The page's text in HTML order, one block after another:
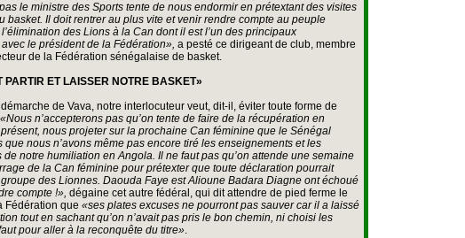
le ministre des Sports tente de nous endormir en prétextant des visites
basket. Il doit rentrer au plus vite et venir rendre compte au peuple
des Lions à la Can dont il est l’un des principaux
le président de la Fédération»,a pesté ce dirigeant de club, membre
de la Fédération sénégalaise de basket.
PARTIR ET LAISSER NOTRE BASKET»
de Vava, notre interlocuteur veut, dit-il, éviter toute forme de
«Nous n’accepterons pas qu’on tente de faire de la récupération en
nous projeter sur la prochaine Can féminine que le Sénégal
que nous n’avons même pas encore tiré les enseignements et les
de notre humiliation en Angola. Il ne faut pas qu’on attende une semaine
de la Can féminine pour prétexter que toute déclaration pourrait
des Lionnes. Daouda Faye est Alioune Badara Diagne ont échoué
compte !»,dégaine cet autre fédéral, qui dit attendre de pied ferme le
Fédération que«ses plates excuses ne pourront pas sauver car il a laissé
tout en sachant qu’on n’avait pas pris le bon chemin, ni choisi les
pour aller à la reconquête du titre».